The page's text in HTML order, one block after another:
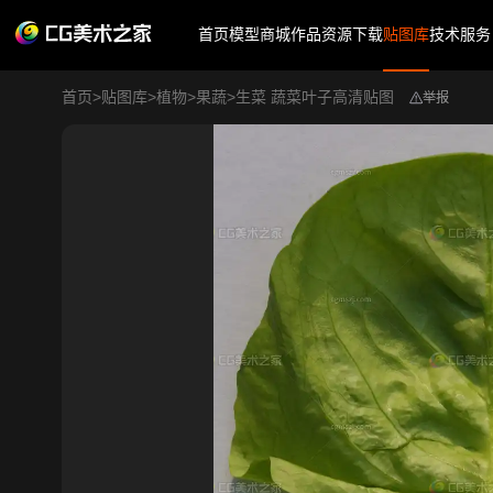
首页模型商城作品资源下载贴图库技术服务
首页>贴图库>植物>果蔬>生菜 蔬菜叶子高清贴图 举报